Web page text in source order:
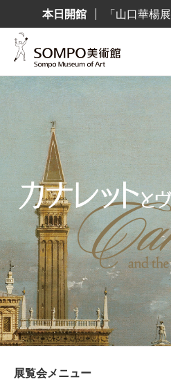
テ
ッ
プ
本日開館 「山口華楊
展覧会メニュー